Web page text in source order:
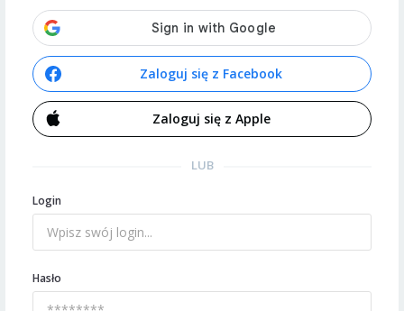
Zaloguj się z Facebook
Zaloguj się z Apple
LUB
Login
Hasło